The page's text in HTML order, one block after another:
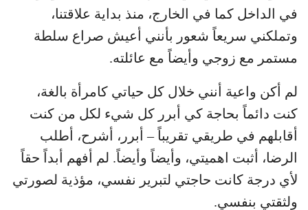
في الداخل كما في الخارج، منذ بداية علاقتنا،
وتملكني سريعاً شعور بأنني أعيش صراع سلطة
مستمر مع زوجي وأيضاً مع عائلته.
لم أكن واعية أنني خلال كل حياتي كامرأة بالغة،
كنت دائماً بحاجة كي أبرر كل شيء لكل من كنت
أقابلهم في طريقي تقريباً – أبرر، أشرح، أطلب
الرضا، أثبت اهميتي، وأيضاً وأيضاً. لم أفهم أبداً حقاً
لأي درجة كانت حاجتي لتبرير نفسي، مؤذية لصورتي
ولثقتي بنفسي.